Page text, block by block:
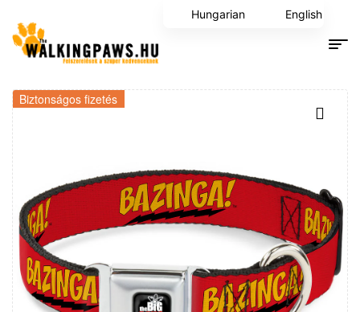
Biztonságos fizetés
Hungarian English